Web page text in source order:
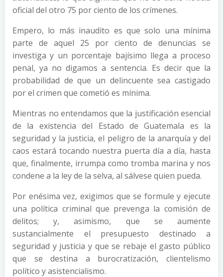
oficial del otro 75 por ciento de los crímenes.
Empero, lo más inaudito es que solo una mínima
parte de aquel 25 por ciento de denuncias se
investiga y un porcentaje bajísimo llega a proceso
penal, ya no digamos a sentencia. Es decir que la
probabilidad de que un delincuente sea castigado
por el crimen que cometió es mínima.
Mientras no entendamos que la justificación esencial
de la existencia del Estado de Guatemala es la
seguridad y la justicia, el peligro de la anarquía y del
caos estará tocando nuestra puerta día a día, hasta
que, finalmente, irrumpa como tromba marina y nos
condene a la ley de la selva, al sálvese quien pueda.
Por enésima vez, exigimos que se formule y ejecute
una política criminal que prevenga la comisión de
delitos; y, asimismo, que se aumente
sustancialmente el presupuesto destinado a
seguridad y justicia y que se rebaje el gasto público
que se destina a burocratización, clientelismo
político y asistencialismo.